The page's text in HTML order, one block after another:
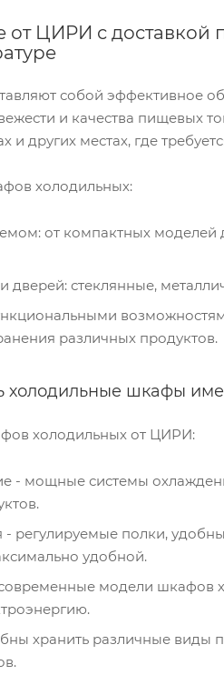
ЦИРИ с доставкой
собой эффективное
и качества пищевых
и других местах, где
холодильных:
от компактных
стеклянные,
различных продуктов.
холодильные шкафы
холодильных от ЦИРИ:
- мощные системы
- регулируемые полки,
удобной.
модели шкафов
хранить различные